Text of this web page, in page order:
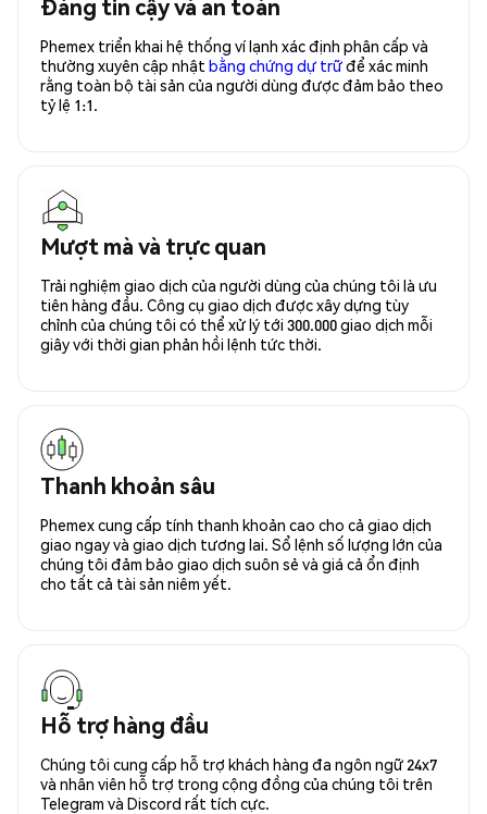
Đáng tin cậy và an toàn
Phemex triển khai hệ thống ví lạnh xác định phân cấp và
thường xuyên cập nhật bằng chứng dự trữđể xác minh
rằng toàn bộ tài sản của người dùng được đảm bảo theo
tỷ lệ 1:1.
Mượt mà và trực quan
Trải nghiệm giao dịch của người dùng của chúng tôi là ưu
tiên hàng đầu. Công cụ giao dịch được xây dựng tùy
chỉnh của chúng tôi có thể xử lý tới 300.000 giao dịch mỗi
giây với thời gian phản hồi lệnh tức thời.
Thanh khoản sâu
Phemex cung cấp tính thanh khoản cao cho cả giao dịch
giao ngay và giao dịch tương lai. Sổ lệnh số lượng lớn của
chúng tôi đảm bảo giao dịch suôn sẻ và giá cả ổn định
cho tất cả tài sản niêm yết.
Hỗ trợ hàng đầu
Chúng tôi cung cấp hỗ trợ khách hàng đa ngôn ngữ 24x7
và nhân viên hỗ trợ trong cộng đồng của chúng tôi trên
Telegram và Discord rất tích cực.